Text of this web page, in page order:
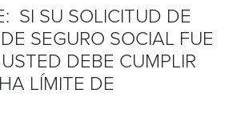
SI SU SOLICITUD DE
SEGURO SOCIAL FUE
DEBE CUMPLIR
LÍMITE DE